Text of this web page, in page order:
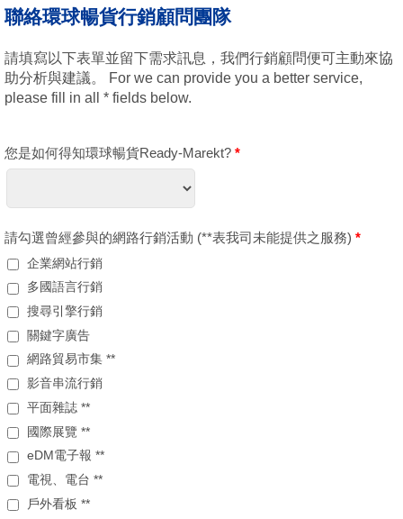
聯絡環球暢貨行銷顧問團隊
請填寫以下表單並留下需求訊息，我們行銷顧問便可主動來協
助分析與建議。 For we can provide you a better service,
please fill in all * fields below.
您是如何得知環球暢貨Ready-Marekt? *
請勾選曾經參與的網路行銷活動 (**表我司未能提供之服務) *
企業網站行銷
多國語言行銷
搜尋引擎行銷
關鍵字廣告
網路貿易市集 **
影音串流行銷
平面雜誌 **
國際展覽 **
eDM電子報 **
電視、電台 **
戶外看板 **